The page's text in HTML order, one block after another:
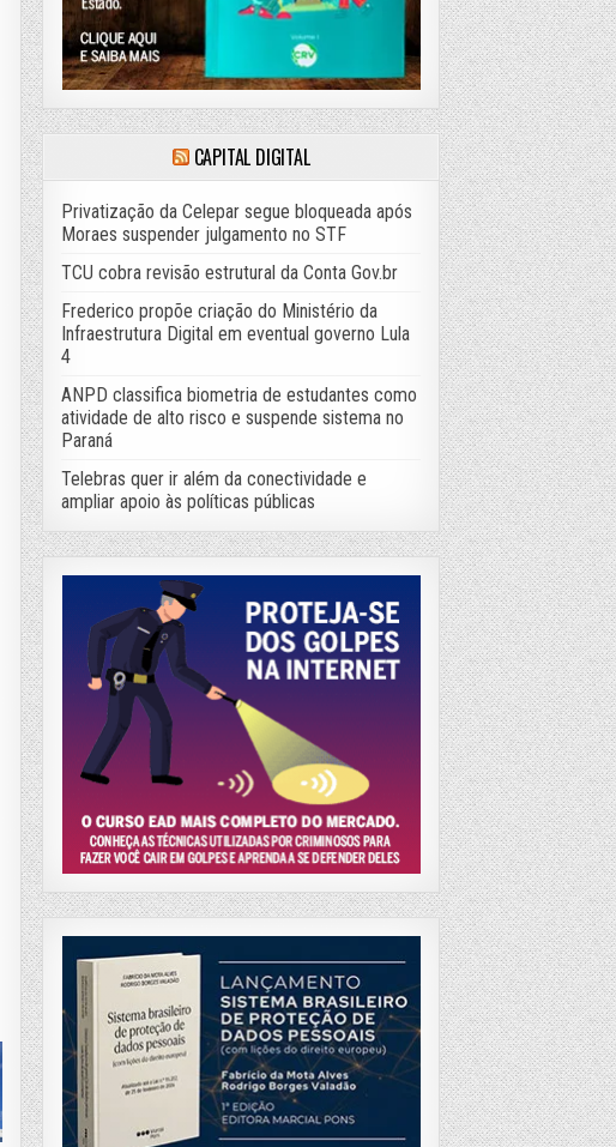
CAPITAL DIGITAL
Privatização da Celepar segue bloqueada após
Moraes suspender julgamento no STF
TCU cobra revisão estrutural da Conta Gov.br
Frederico propõe criação do Ministério da
Infraestrutura Digital em eventual governo Lula
4
ANPD classifica biometria de estudantes como
atividade de alto risco e suspende sistema no
Paraná
Telebras quer ir além da conectividade e
ampliar apoio às políticas públicas